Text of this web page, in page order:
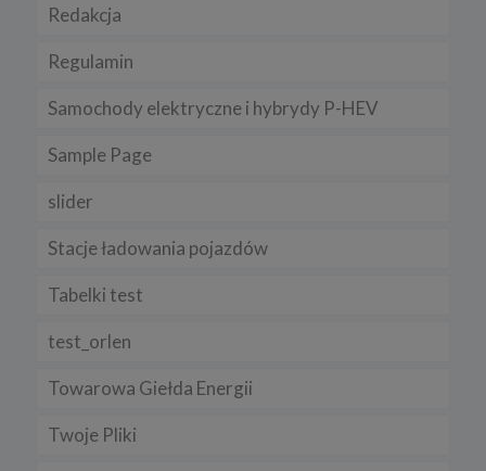
Redakcja
Regulamin
Samochody elektryczne i hybrydy P-HEV
Sample Page
slider
Stacje ładowania pojazdów
Tabelki test
test_orlen
Towarowa Giełda Energii
Twoje Pliki